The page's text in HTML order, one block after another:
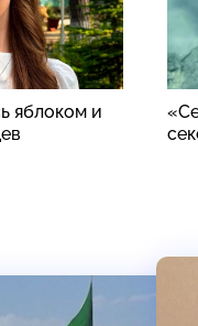
яблоком и